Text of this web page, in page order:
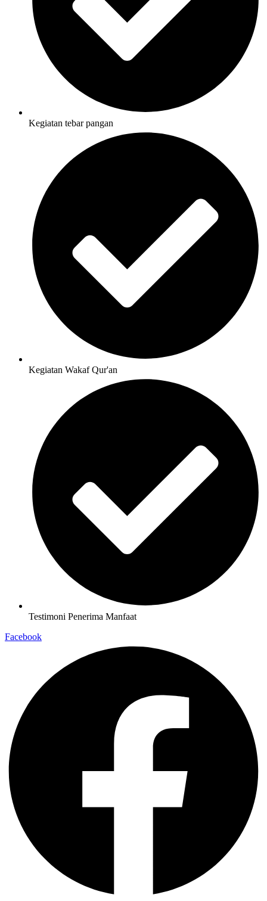
Kegiatan tebar pangan
Kegiatan Wakaf Qur'an
Testimoni Penerima Manfaat
Facebook